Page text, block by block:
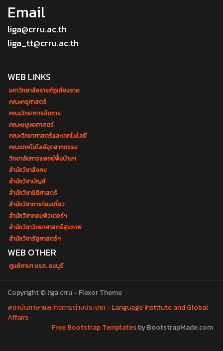
Email
liga@crru.ac.th
liga_tt@crru.ac.th
WEB LINKS
มหาวิทยาลัยราชภัฏเชียงราย
คณะครุศาสตร์
คณะวิทยาการจัดการ
คณะมนุษยศาสตร์
คณะวิทยาศาสตร์และเทคโนโลยี
คณะเทคโนโลยีอุตสาหกรรม
วิทยาลัยการแพทย์พื้นบ้านฯ
สำนักวิชาสังคม
สำนักวิชาบัญชี
สำนักวิชานิติศาสตร์
สำนักวิชาการท่องเที่ยว
สำนักวิชาคอมพิวเตอร์ฯ
สำนักวิชาวิทยาศาสตร์สุขภาพ
สำนักวิชารัฐศาสตร์ฯ
WEB OTHER
ศูนย์ภาษา มรภ. ธนบุรี
Copyright © liga crru - Flexor Theme
สถาบันภาษาและกิจการต่างประเทศ :: Language Institute and Global
Affairs
Free Bootstrap Templatesby BootstrapMade.com